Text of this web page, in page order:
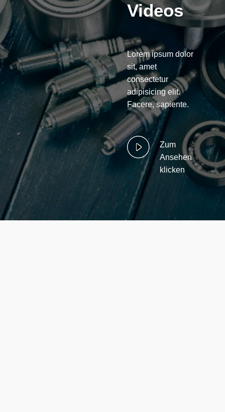
Videos
Lorem ipsum dolor
sit, amet
consectetur
adipisicing elit.
Facere, sapiente.
Zum
Ansehen
klicken